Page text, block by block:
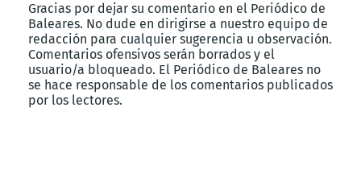
Gracias por dejar su comentario en el Periódico de
Baleares. No dude en dirigirse a nuestro equipo de
redacción para cualquier sugerencia u observación.
Comentarios ofensivos serán borrados y el
usuario/a bloqueado. El Periódico de Baleares no
se hace responsable de los comentarios publicados
por los lectores.